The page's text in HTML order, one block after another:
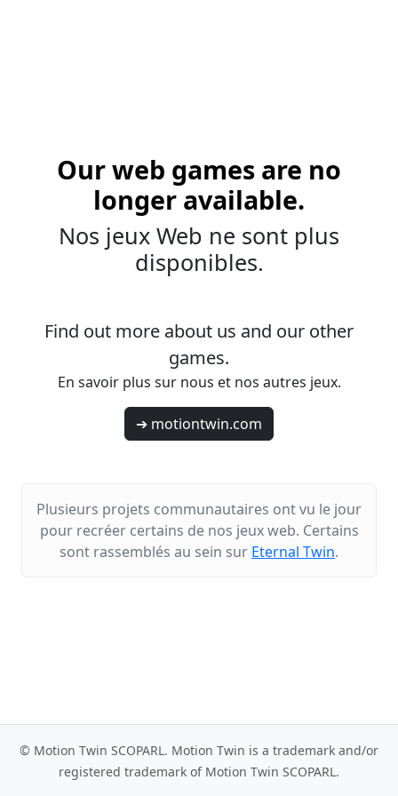
Our web games are no
longer available.
Nos jeux Web ne sont plus
disponibles.
Find out more about us and our other
games.
En savoir plus sur nous et nos autres jeux.
➔ motiontwin.com
Plusieurs projets communautaires ont vu le jour
pour recréer certains de nos jeux web. Certains
sont rassemblés au sein sur Eternal Twin.
© Motion Twin SCOPARL. Motion Twin is a trademark and/or
registered trademark of Motion Twin SCOPARL.